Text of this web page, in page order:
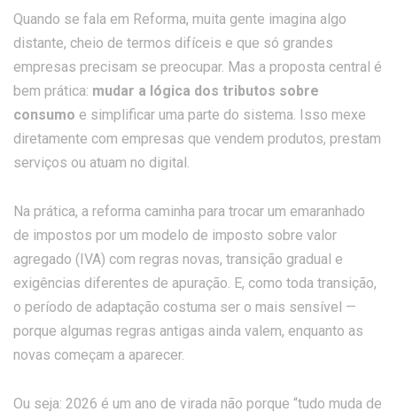
Quando se fala em Reforma, muita gente imagina algo
distante, cheio de termos difíceis e que só grandes
empresas precisam se preocupar. Mas a proposta central é
bem prática: mudar a lógica dos tributos sobre
consumo e simplificar uma parte do sistema. Isso mexe
diretamente com empresas que vendem produtos, prestam
serviços ou atuam no digital.
Na prática, a reforma caminha para trocar um emaranhado
de impostos por um modelo de imposto sobre valor
agregado (IVA) com regras novas, transição gradual e
exigências diferentes de apuração. E, como toda transição,
o período de adaptação costuma ser o mais sensível —
porque algumas regras antigas ainda valem, enquanto as
novas começam a aparecer.
Ou seja: 2026 é um ano de virada não porque “tudo muda de